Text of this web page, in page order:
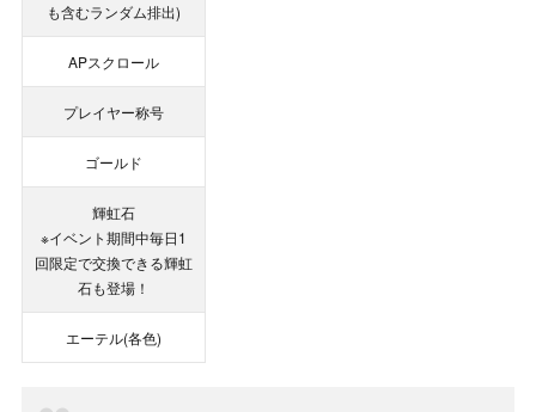
も含むランダム排出)
APスクロール
プレイヤー称号
ゴールド
輝虹石
※イベント期間中毎日1
回限定で交換できる輝虹
石も登場！
エーテル(各色)